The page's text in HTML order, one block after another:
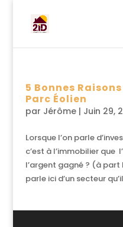
5 Bonnes
Parc Éolien
par Jérôme| Juin 29,
Lorsque l’on parle
c’est à l’immobilier que
l’argent gagné ? (à part
parle ici d’un secteur